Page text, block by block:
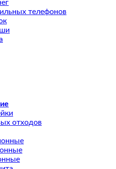
телефонов
отходов